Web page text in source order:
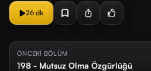
26 dk
ÖNCEKİ BÖLÜM
198 - Mutsuz Olma Özgürlüğü